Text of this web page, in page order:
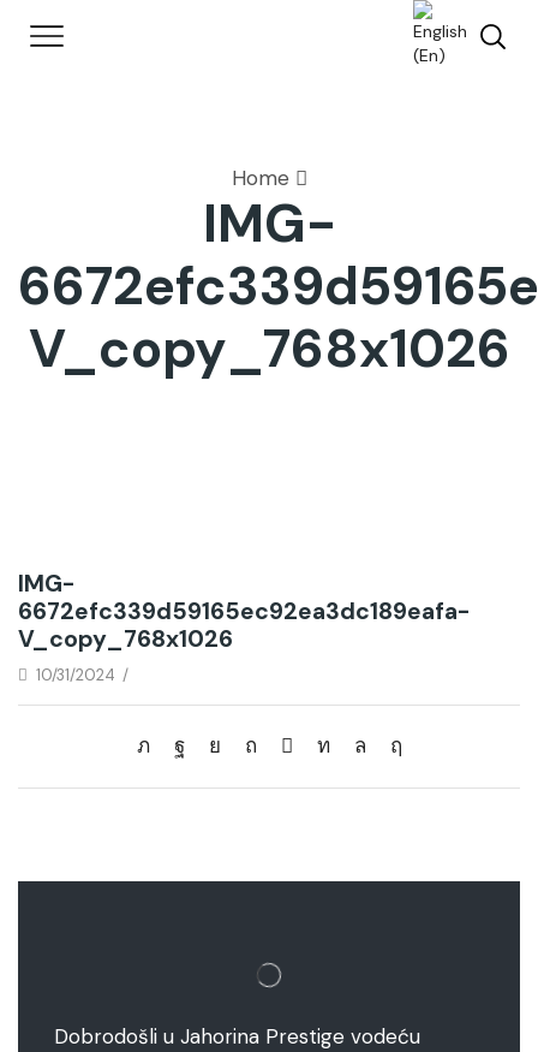
Home
IMG-
V_copy_768x1026
IMG-
6672efc339d59165ec92ea3dc189eafa-
V_copy_768x1026
10/31/2024 /
Dobrodošli u Jahorina Prestige vodeću